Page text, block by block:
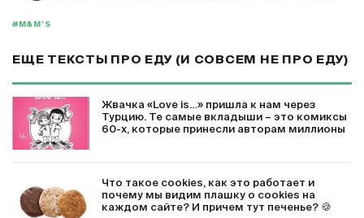
#M&M’S
ЕЩЕ ТЕКСТЫ ПРО ЕДУ (И СОВСЕМ НЕ ПРО ЕДУ)
Жвачка «Love is…» пришла к нам через
Турцию. Те самые вкладыши – это комиксы
60-х, которые принесли авторам миллионы
Что такое cookies, как это работает и
почему мы видим плашку о cookies на
каждом сайте? И причем тут печенье? 🍪